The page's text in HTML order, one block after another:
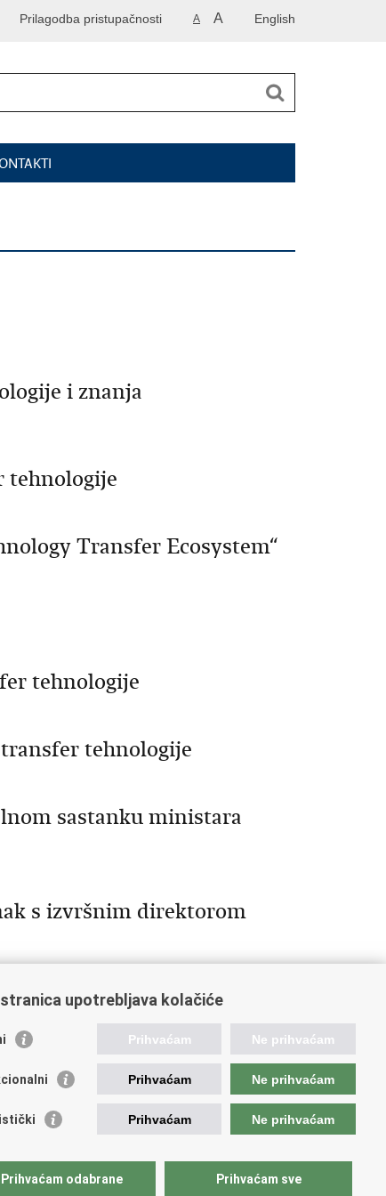
English
A A
Prilagodba pristupačnosti
i znanja
tehnologije
Transfer Ecosystem“
tehnologije
transfer tehnologije
sastanku ministara
s izvršnim direktorom
poveznice
stranica upotrebljava kolačiće
Prihvaćam Ne prihvaćam
Prihvaćam Ne prihvaćam
Prihvaćam Ne prihvaćam
Prihvaćam odabrane Prihvaćam sve